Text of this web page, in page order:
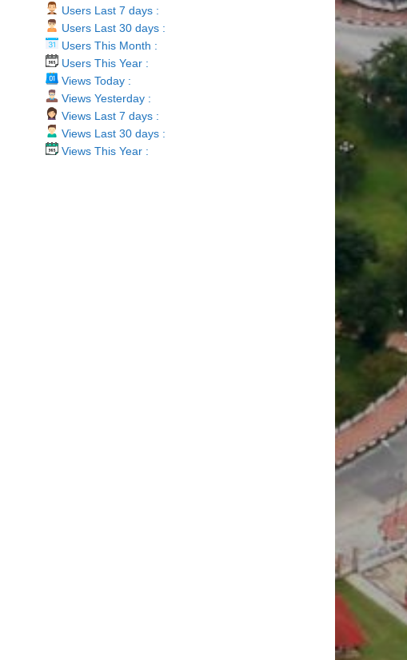
Users Last 7 days :
Users Last 30 days :
Users This Month :
Users This Year :
Views Today :
Views Yesterday :
Views Last 7 days :
Views Last 30 days :
Views This Year :